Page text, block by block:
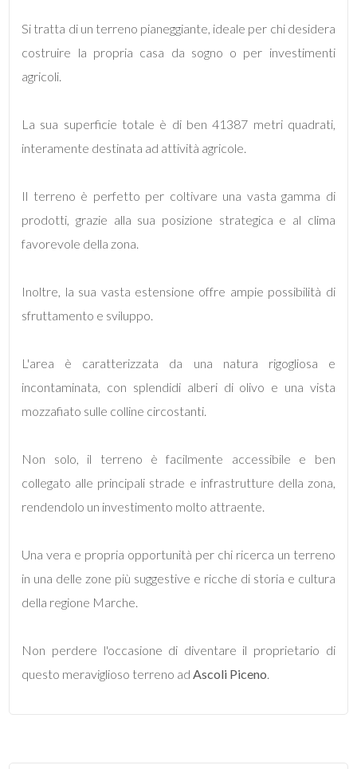
Si tratta di un terreno pianeggiante, ideale per chi desidera
costruire la propria casa da sogno o per investimenti
agricoli.
La sua superficie totale è di ben 41387 metri quadrati,
interamente destinata ad attività agricole.
Il terreno è perfetto per coltivare una vasta gamma di
prodotti, grazie alla sua posizione strategica e al clima
favorevole della zona.
Inoltre, la sua vasta estensione offre ampie possibilità di
sfruttamento e sviluppo.
L'area è caratterizzata da una natura rigogliosa e
incontaminata, con splendidi alberi di olivo e una vista
mozzafiato sulle colline circostanti.
Non solo, il terreno è facilmente accessibile e ben
collegato alle principali strade e infrastrutture della zona,
rendendolo un investimento molto attraente.
Una vera e propria opportunità per chi ricerca un terreno
in una delle zone più suggestive e ricche di storia e cultura
della regione Marche.
Non perdere l'occasione di diventare il proprietario di
questo meraviglioso terreno adAscoli Piceno.
Qualsiasi
2
3
4
Bagni
minimi